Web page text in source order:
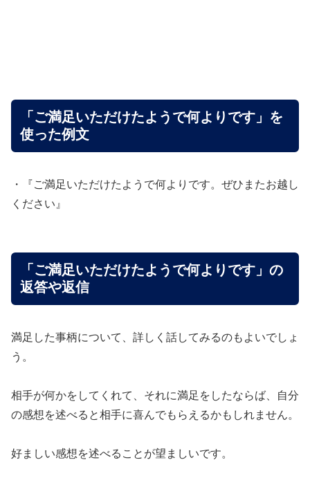
「ご満足いただけたようで何よりです」を
使った例文
・『ご満足いただけたようで何よりです。ぜひまたお越し
ください』
「ご満足いただけたようで何よりです」の
返答や返信
満足した事柄について、詳しく話してみるのもよいでしょ
う。
相手が何かをしてくれて、それに満足をしたならば、自分
の感想を述べると相手に喜んでもらえるかもしれません。
好ましい感想を述べることが望ましいです。